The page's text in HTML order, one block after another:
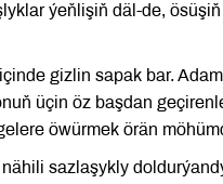
ýeňlişiň däl-de,
gizlin sapak bar.
üçin öz başdan
öwürmek örän
sazlaşykly